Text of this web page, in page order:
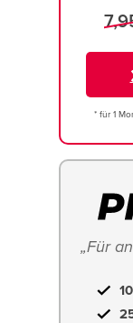
* für 1
„Für
10